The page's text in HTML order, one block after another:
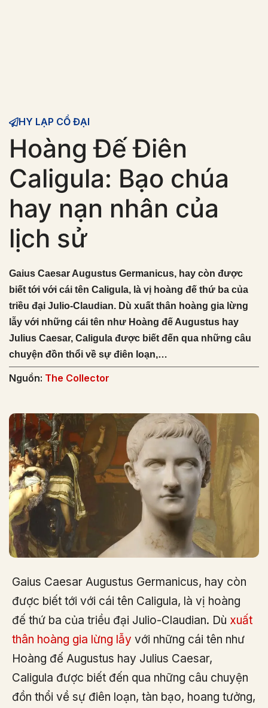
HY LẠP CỔ ĐẠI
Hoàng Đế Điên
Caligula: Bạo chúa
hay nạn nhân của
lịch sử
Gaius Caesar Augustus Germanicus, hay còn được
biết tới với cái tên Caligula, là vị hoàng đế thứ ba của
triều đại Julio-Claudian. Dù xuất thân hoàng gia lừng
lẫy với những cái tên như Hoàng đế Augustus hay
Julius Caesar, Caligula được biết đến qua những câu
chuyện đồn thổi về sự điên loạn,…
Nguồn: The Collector
Gaius Caesar Augustus Germanicus, hay còn
được biết tới với cái tên Caligula, là vị hoàng
đế thứ ba của triều đại Julio-Claudian. Dù xuất
thân hoàng gia lừng lẫy với những cái tên như
Hoàng đế Augustus hay Julius Caesar,
Caligula được biết đến qua những câu chuyện
đồn thổi về sự điên loạn, tàn bạo, hoang tưởng,